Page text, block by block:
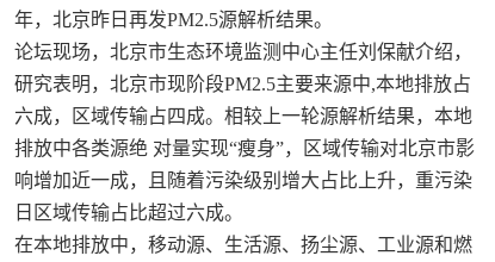
年，北京昨日再发PM2.5源解析结果。
论坛现场，北京市生态环境监测中心主任刘保献介绍，
研究表明，北京市现阶段PM2.5主要来源中,本地排放占
六成，区域传输占四成。相较上一轮源解析结果，本地
排放中各类源绝 对量实现“瘦身”，区域传输对北京市影
响增加近一成，且随着污染级别增大占比上升，重污染
日区域传输占比超过六成。
在本地排放中，移动源、生活源、扬尘源、工业源和燃